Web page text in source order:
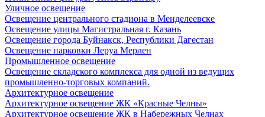
Уличное освещение
Освещение центрального стадиона в Менделеевске
Освещение улицы Магистральная г. Казань
Освещение города Буйнакск, Республики Дагестан
Освещение парковки Леруа Мерлен
Промышленное освещение
Освещение складского комплекса для одной из ведущих
промышленно-торговых компаний.
Архитектурное освещение
Архитектурное освещение ЖК «Красные Челны»
Архитектурное освещение ЖК в Набережных Челнах